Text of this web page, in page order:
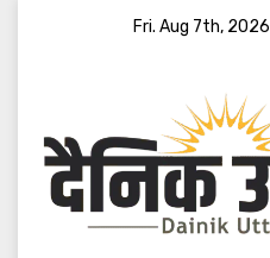
Fri. Aug 7th, 2026